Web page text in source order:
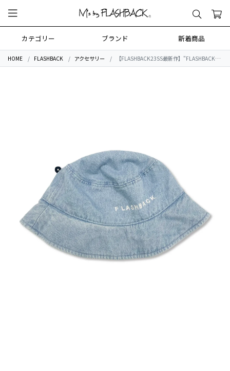
カテゴリー ブランド 新着商品
HOME FLASHBACK アクセサリー 【FLASHBACK23SS最新作】"FLASHBACK" Logo Panel Bucket Hat Denim Blue